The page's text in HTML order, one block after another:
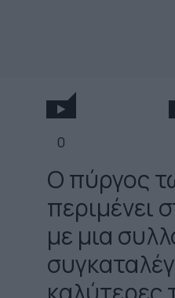
0
O πύργος
περιμένει
με μια